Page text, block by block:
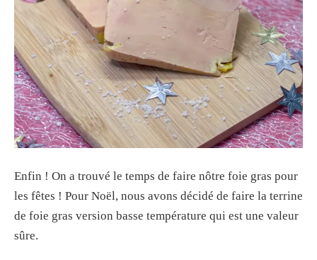
Enfin ! On a trouvé le temps de faire nôtre foie gras pour
les fêtes ! Pour Noël, nous avons décidé de faire la terrine
de foie gras version basse température qui est une valeur
sûre.